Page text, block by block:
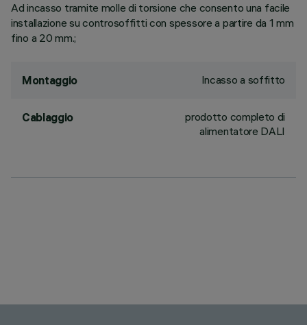
Ad incasso tramite molle di torsione che consento una facile
installazione su controsoffitti con spessore a partire da 1 mm
fino a 20 mm.;
Montaggio Incasso a soffitto
Cablaggio
prodotto completo di
alimentatore DALI